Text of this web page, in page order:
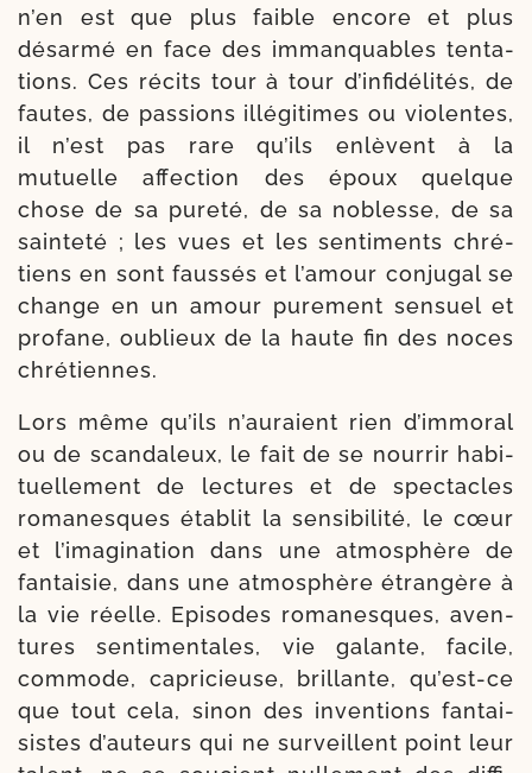
n’en est que plus faible encore et plus
désar­mé en face des imman­quables ten­ta­
tions. Ces récits tour à tour d’infidélités, de
fautes, de pas­sions illé­gi­times ou vio­lentes,
il n’est pas rare qu’ils enlèvent à la
mutuelle affec­tion des époux quelque
chose de sa pure­té, de sa noblesse, de sa
sain­te­té ; les vues et les sen­ti­ments chré­
tiens en sont faus­sés et l’amour conju­gal se
change en un amour pure­ment sen­suel et
pro­fane, oublieux de la haute fin des noces
chrétiennes.
Lors même qu’ils n’auraient rien d’immoral
ou de scan­da­leux, le fait de se nour­rir habi­
tuel­le­ment de lec­tures et de spec­tacles
roma­nesques éta­blit la sen­si­bi­li­té, le cœur
et l’imagination dans une atmo­sphère de
fan­tai­sie, dans une atmo­sphère étran­gère à
la vie réelle. Episodes roma­nesques, aven­
tures sen­ti­men­tales, vie galante, facile,
com­mode, capri­cieuse, brillante, qu’est-ce
que tout cela, sinon des inven­tions fan­tai­
sistes d’auteurs qui ne sur­veillent point leur